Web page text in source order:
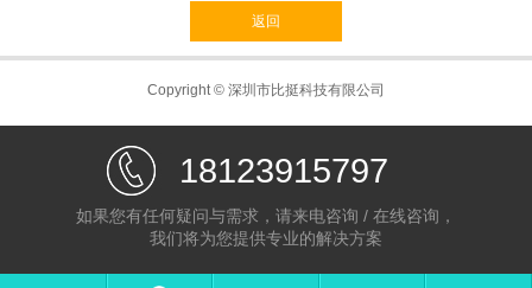
返回
Copyright © 深圳市比挺科技有限公司
18123915797
如果您有任何疑问与需求，请来电咨询 / 在线咨询，
我们将为您提供专业的解决方案